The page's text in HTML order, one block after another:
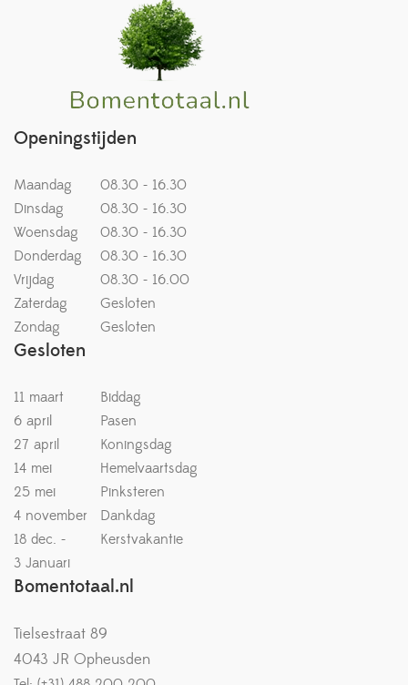
Openingstijden
Maandag
08.30 - 16.30
Dinsdag
08.30 - 16.30
Woensdag
08.30 - 16.30
Donderdag
08.30 - 16.30
Vrijdag
08.30 - 16.00
Zaterdag
Gesloten
Zondag
Gesloten
Gesloten
11 maart
Biddag
6 april
Pasen
27 april
Koningsdag
14 mei
Hemelvaartsdag
25 mei
Pinksteren
4 november
Dankdag
18 dec. -
Kerstvakantie
3 Januari
Bomentotaal.nl
Tielsestraat 89
4043 JR Opheusden